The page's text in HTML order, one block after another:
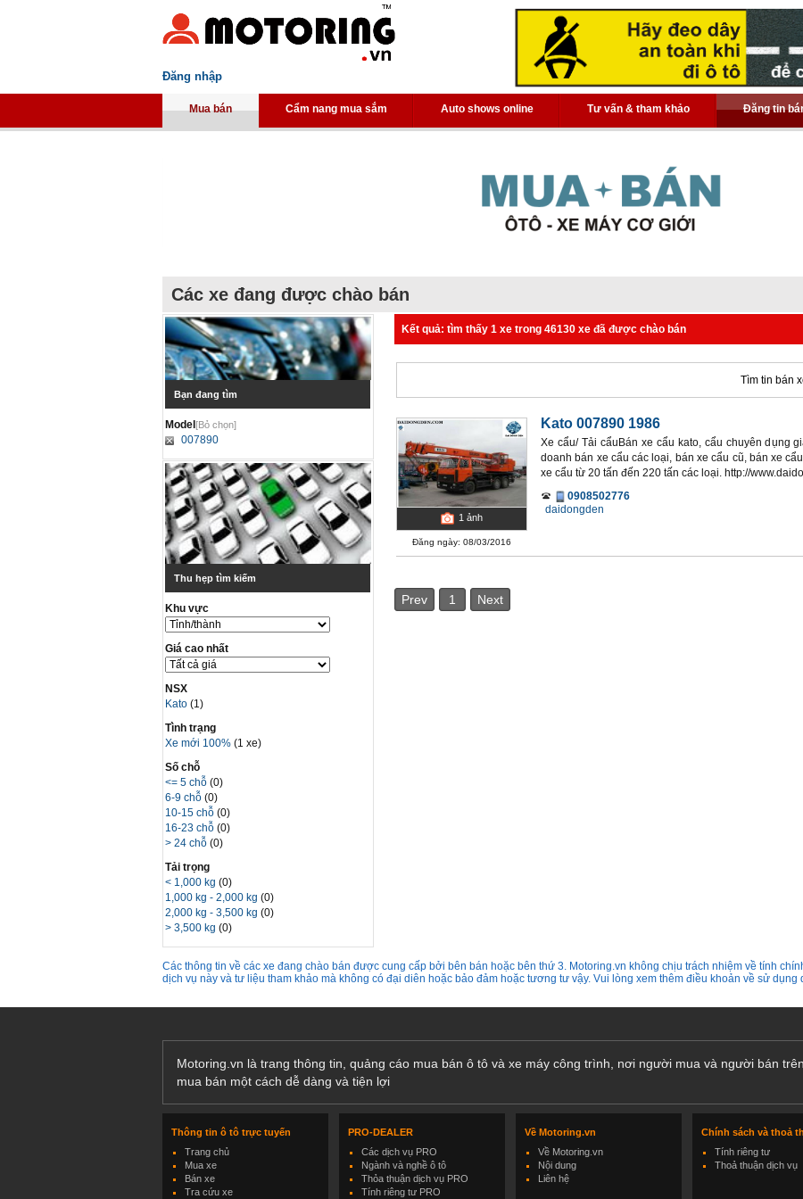
Đăng nhập
Mua bán Cẩm nang mua sắm Auto shows online Tư vấn & tham khảo Đăng tin
Các xe đang được chào bán
Bạn đang tìm
Model[Bỏ chọn]
007890
Thu hẹp tìm kiếm
Khu vực
Giá cao nhất
NSX
Kato(1)
Tình trạng
Xe mới 100% (1 xe)
Số chỗ
<= 5 chỗ(0)
6-9 chỗ(0)
10-15 chỗ(0)
16-23 chỗ(0)
> 24 chỗ(0)
Tải trọng
< 1,000 kg(0)
1,000 kg - 2,000 kg(0)
2,000 kg - 3,500 kg(0)
> 3,500 kg(0)
Kết quả: tìm thấy 1 xe trong 46130 xe đã được chào bán
Tìm tin bán
1 ảnh
Đăng ngày: 08/03/2016
Kato 007890 1986
Xe cẩu/ Tải cẩuBán xe cẩu kato, cẩu chuyên dụng
doanh bán xe cẩu các loại, bán xe cẩu cũ, bán xe
xe cẩu từ 20 tấn đến 220 tấn các loại. http://
0908502776
daidongden
Prev 1 Next
Các thông tin về các xe đang chào bán được cung cấp bởi bên bán hoặc bên thứ 3. Motoring.vn không chịu trách nhiệm về tính
dịch vụ này và tư liệu tham khảo mà không có đại diên hoặc bảo đảm hoặc tương tư vậy. Vui lòng xem thêm điều khoản về sử dụng
Motoring.vn là trang thông tin, quảng cáo mua bán ô tô và xe máy công trình, nơi người mua và người bán
mua bán một cách dễ dàng và tiện lợi
Thông tin ô tô trực tuyến
Trang chủ
Mua xe
Bán xe
Tra cứu xe
PRO-DEALER
Các dịch vụ PRO
Ngành và nghề ô tô
Thỏa thuận dịch vụ PRO
Tính riêng tư PRO
Về Motoring.vn
Về Motoring.vn
Nội dung
Liên hệ
Chính sách và thoả
Tính riêng tư
Thoả thuận dịch vụ